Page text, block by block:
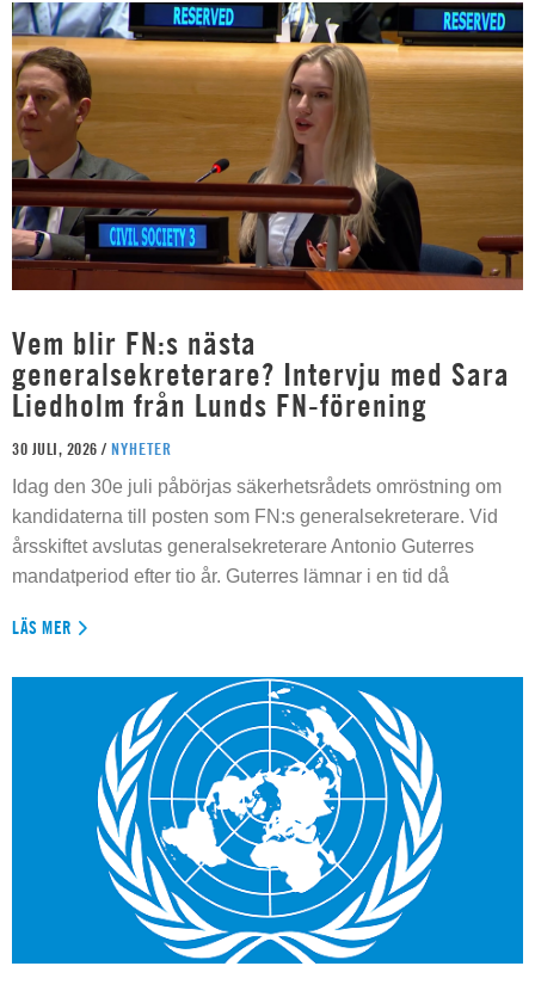
Vem blir FN:s nästa
generalsekreterare? Intervju med Sara
Liedholm från Lunds FN-förening
30 JULI, 2026 / NYHETER
Idag den 30e juli påbörjas säkerhetsrådets omröstning om
kandidaterna till posten som FN:s generalsekreterare. Vid
årsskiftet avslutas generalsekreterare Antonio Guterres
mandatperiod efter tio år. Guterres lämnar i en tid då
LÄS MER